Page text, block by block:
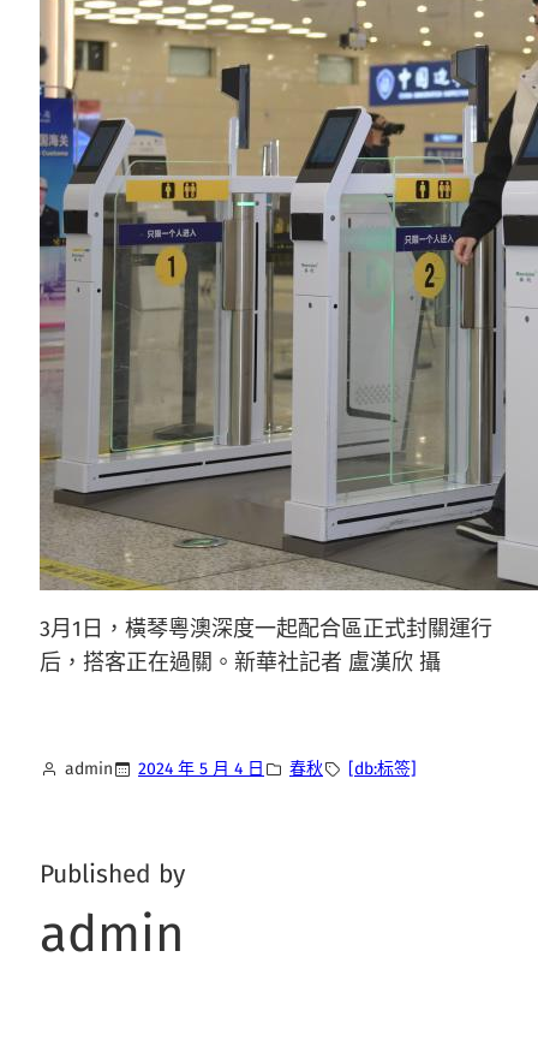
3月1日，橫琴粵澳深度一起配合區正式封關運行
后，搭客正在過關。新華社記者 盧漢欣 攝
admin 2024 年 5 月 4 日 春秋 [db:标签]
Published by
admin